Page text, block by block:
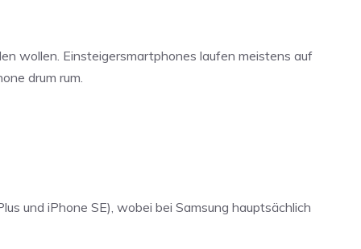
wollen. Einsteigersmartphones laufen meistens auf
drum rum.
und iPhone SE), wobei bei Samsung hauptsächlich